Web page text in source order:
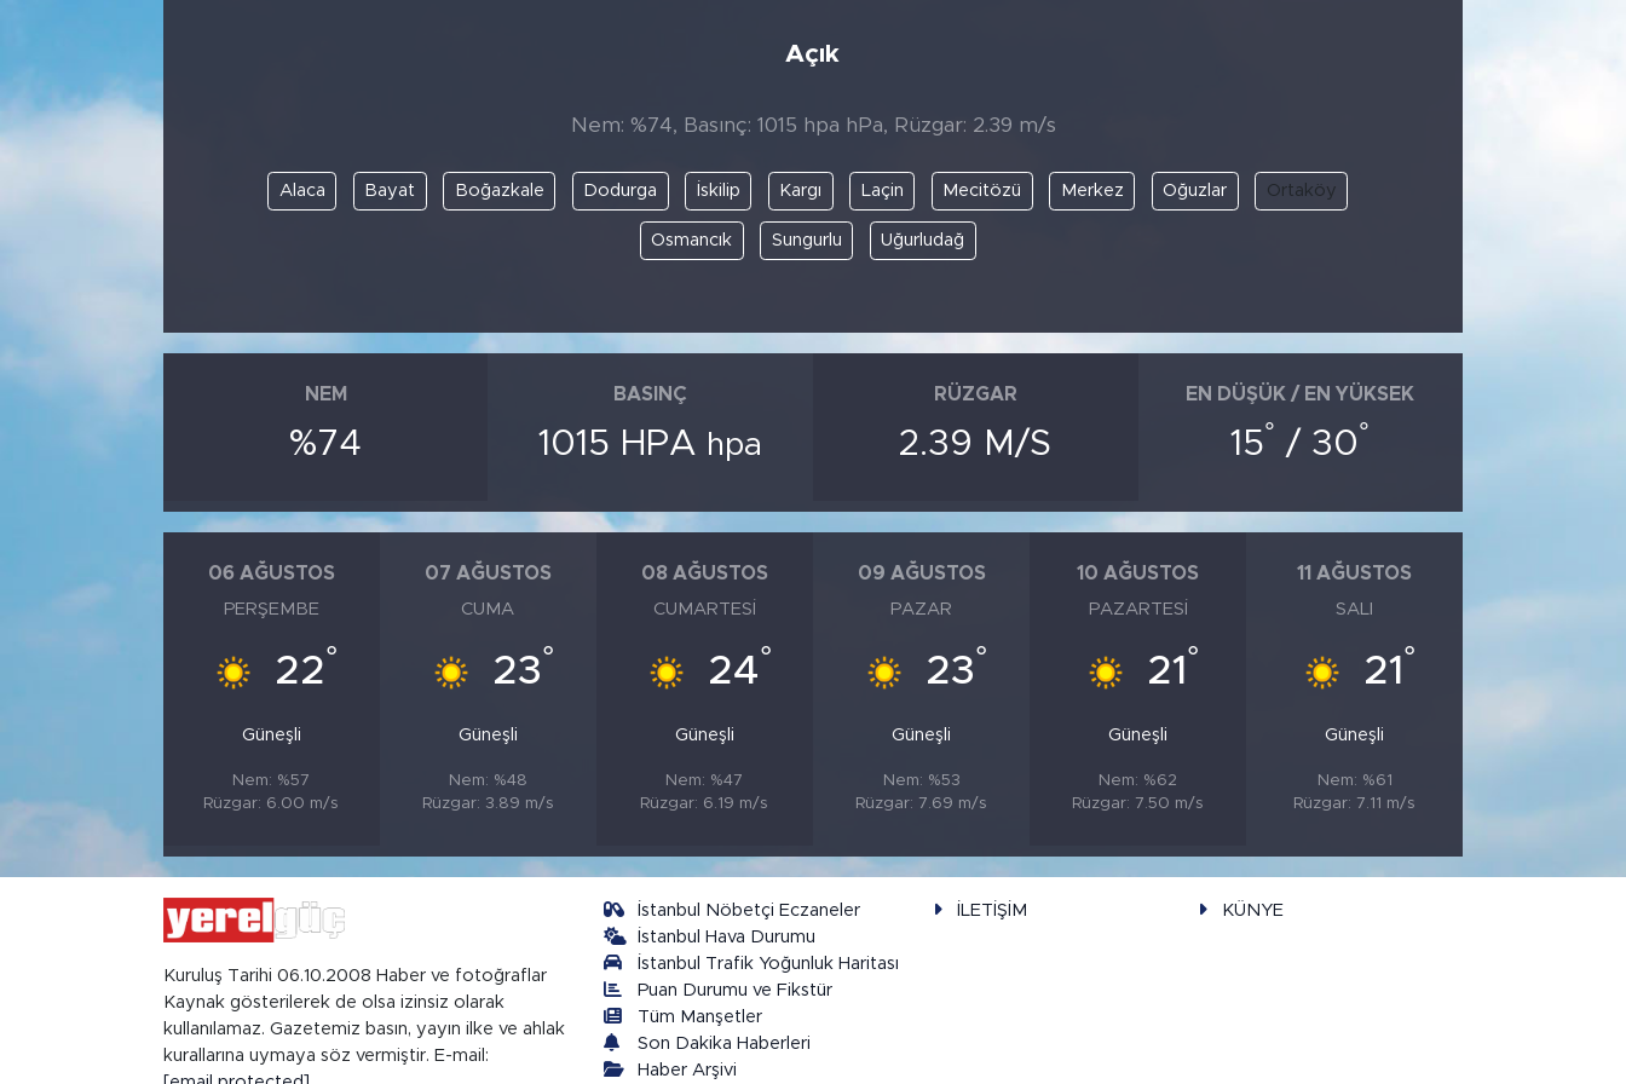
Açık
Nem: %74, Basınç: 1015 hpa hPa, Rüzgar: 2.39 m/s
Alaca Bayat Boğazkale Dodurga İskilip Kargı Laçin Mecitözü Merkez Oğuzlar Ortaköy
Osmancık Sungurlu Uğurludağ
NEM
%74
BASINÇ
1015 HPA hpa
RÜZGAR
2.39 M/S
EN DÜŞÜK / EN YÜKSEK
15° / 30°
06 AĞUSTOS
PERŞEMBE
22°
Güneşli
Nem: %57
Rüzgar: 6.00 m/s
07 AĞUSTOS
CUMA
23°
Güneşli
Nem: %48
Rüzgar: 3.89 m/s
08 AĞUSTOS
CUMARTESI
24°
Güneşli
Nem: %47
Rüzgar: 6.19 m/s
09 AĞUSTOS
PAZAR
23°
Güneşli
Nem: %53
Rüzgar: 7.69 m/s
10 AĞUSTOS
PAZARTESI
21 °
Güneşli
Nem: %62
Rüzgar: 7.50 m/s
11 AĞUSTOS
SALI
21 °
Güneşli
Nem: %61
Rüzgar: 7.11 m/s
Kuruluş Tarihi 06.10.2008 Haber ve fotoğraflar
Kaynak gösterilerek de olsa izinsiz olarak
kullanılamaz. Gazetemiz basın, yayın ilke ve ahlak
kurallarına uymaya söz vermiştir. E-mail:
İstanbul Nöbetçi Eczaneler
İstanbul Hava Durumu
İstanbul Trafik Yoğunluk Haritası
Puan Durumu ve Fikstür
Tüm Manşetler
Son Dakika Haberleri
Haber Arşivi
İLETİŞİM KÜNYE